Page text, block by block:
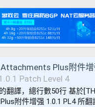
Attachments Plus附件
Patch Level 4
翻譯，總行數50行 基於
附件增强 1.0.1 PL4 所翻